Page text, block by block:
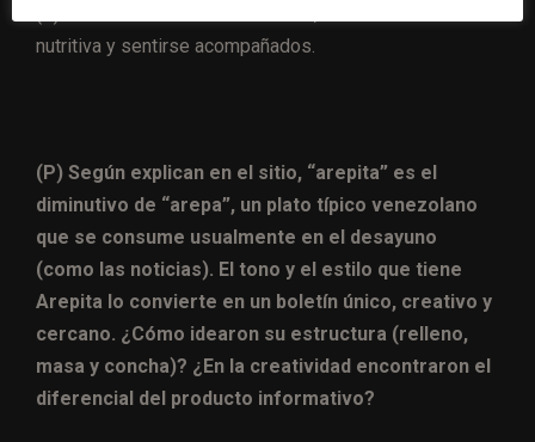
nutritiva y sentirse acompañados.
(P) Según explican en el sitio, “arepita” es el
diminutivo de “arepa”, un plato típico venezolano
que se consume usualmente en el desayuno
(como las noticias). El tono y el estilo que tiene
Arepita lo convierte en un boletín único, creativo y
cercano. ¿Cómo idearon su estructura (relleno,
masa y concha)? ¿En la creatividad encontraron el
diferencial del producto informativo?